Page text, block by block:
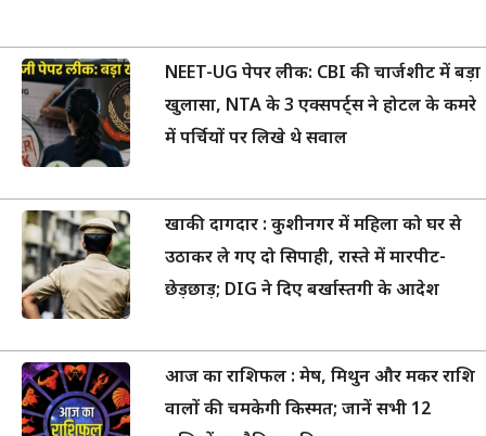
NEET-UG पेपर लीक: CBI की चार्जशीट में बड़ा
खुलासा, NTA के 3 एक्सपर्ट्स ने होटल के कमरे
में पर्चियों पर लिखे थे सवाल
खाकी दागदार : कुशीनगर में महिला को घर से
उठाकर ले गए दो सिपाही, रास्ते में मारपीट-
छेड़छाड़; DIG ने दिए बर्खास्तगी के आदेश
आज का राशिफल : मेष, मिथुन और मकर राशि
वालों की चमकेगी किस्मत; जानें सभी 12